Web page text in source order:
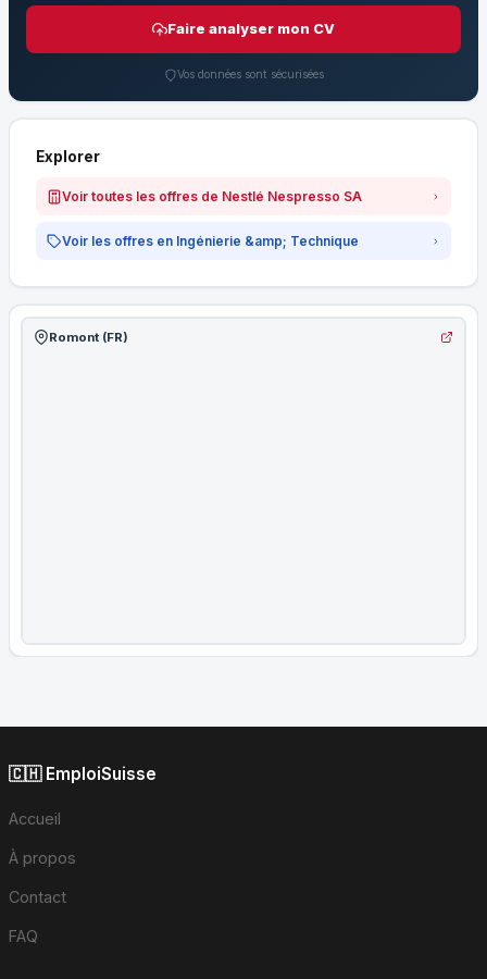
Faire analyser mon CV
Vos données sont sécurisées
Explorer
Voir toutes les offres de Nestlé Nespresso SA
Voir les offres en Ingénierie &amp; Technique
Romont (FR)
🇨🇭 EmploiSuisse
Accueil
À propos
Contact
FAQ